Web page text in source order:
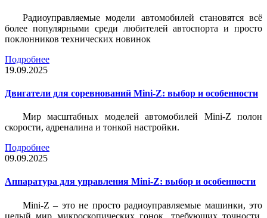
Радиоуправляемые модели автомобилей становятся всё
более популярными среди любителей автоспорта и просто
поклонников технических новинок
Подробнее
19.09.2025
Двигатели для соревнований Mini-Z: выбор и особенности
Мир масштабных моделей автомобилей Mini-Z полон
скорости, адреналина и тонкой настройки.
Подробнее
09.09.2025
Аппаратура для управления Mini-Z: выбор и особенности
Mini-Z – это не просто радиоуправляемые машинки, это
целый мир микроскопических гонок, требующих точности,